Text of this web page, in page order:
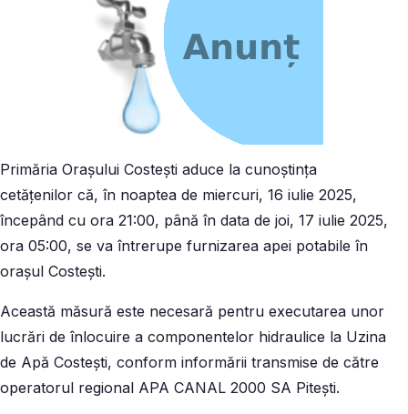
Primăria Orașului Costești aduce la cunoștința
cetățenilor că, în noaptea de miercuri, 16 iulie 2025,
începând cu ora 21:00, până în data de joi, 17 iulie 2025,
ora 05:00, se va întrerupe furnizarea apei potabile în
orașul Costești.
Această măsură este necesară pentru executarea unor
lucrări de înlocuire a componentelor hidraulice la Uzina
de Apă Costești, conform informării transmise de către
operatorul regional APA CANAL 2000 SA Pitești.